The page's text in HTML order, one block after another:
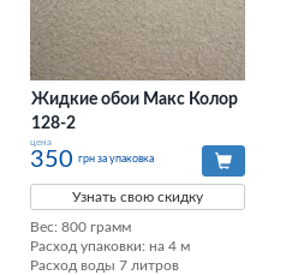
Жидкие обои Макс Колор
128-2
цена
350 грн за упаковка
Узнать свою скидку
Вес: 800 грамм
Расход упаковки: на 4 м
Расход воды 7 литров